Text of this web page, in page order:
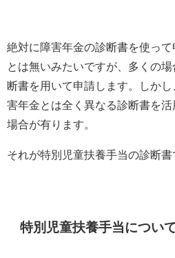
絶対に障害年金の診断書を使っ
とは無いみたいですが、多くの場
断書を用いて申請します。しか
害年金とは全く異なる診断書を
場合が有ります。
それが特別児童扶養手当の診断書
特別児童扶養手当につい